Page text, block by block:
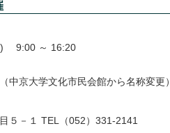
) 9:00 ～ 16:20
（中京大学文化市民会館から名称変更）
５－１ TEL（052）331-2141